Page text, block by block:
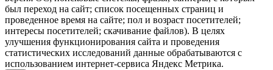
был переход на сайт; список посещенных страниц и
проведенное время на сайте; пол и возраст посетителей;
интересы посетителей; скачивание файлов). В целях
улучшения функционирования сайта и проведения
статистических исследований данные обрабатываются с
использованием интернет-сервиса Яндекс Метрика.